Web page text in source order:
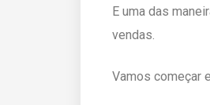
E uma das
vendas.
Vamos começar